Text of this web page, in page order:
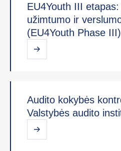
EU4Youth III
užimtumo ir
(EU4Youth Phase III)
Audito kokybės
Valstybės audito